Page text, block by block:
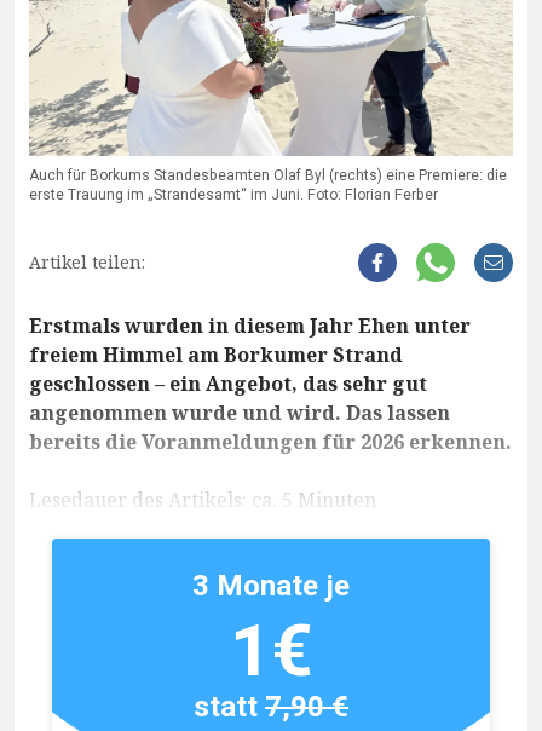
Auch für Borkums Standesbeamten Olaf Byl (rechts) eine Premiere: die
erste Trauung im „Strandesamt“ im Juni. Foto: Florian Ferber
Artikel teilen:
Erstmals wurden in diesem Jahr Ehen unter
freiem Himmel am Borkumer Strand
geschlossen – ein Angebot, das sehr gut
angenommen wurde und wird. Das lassen
bereits die Voranmeldungen für 2026 erkennen.
Lesedauer des Artikels: ca. 5 Minuten
3 Monate je
1€
statt7,90 €